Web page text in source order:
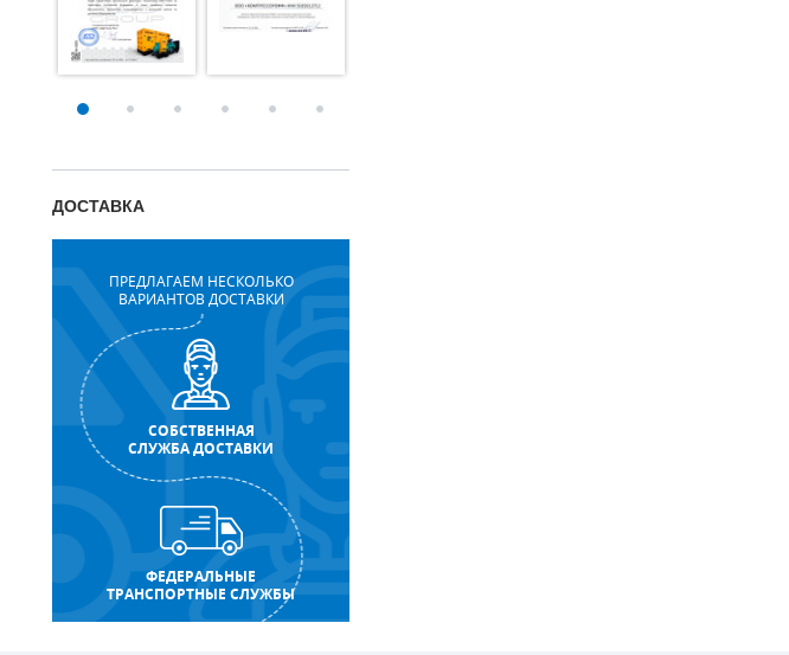
ДОСТАВКА
ПРЕДЛАГАЕМ НЕСКОЛЬКО
ВАРИАНТОВ ДОСТАВКИ
СОБСТВЕННАЯ
СЛУЖБА ДОСТАВКИ
ФЕДЕРАЛЬНЫЕ
ТРАНСПОРТНЫЕ СЛУЖБЫ